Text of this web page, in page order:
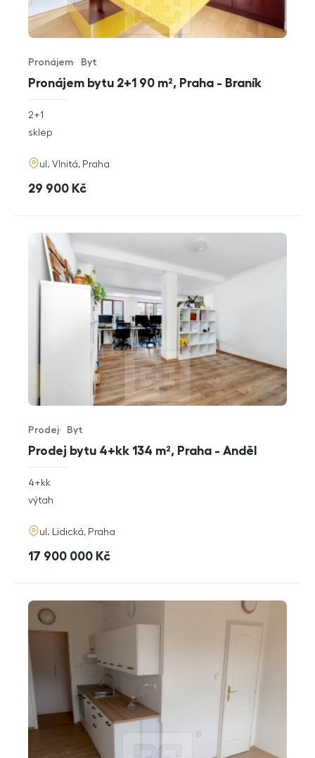
Pronájem bytu 2+1 90 m², Praha - Braník
Typ nabídky
Pronájem
Typ nemovitosti
Byt
rozměry
2+1
funkce
sklep
adresa
ul. Vlnitá, Praha
cena
29 900 Kč
Prodej bytu 4+kk 134 m², Praha - Anděl
Typ nabídky
Prodej
Typ nemovitosti
Byt
rozměry
dispozice
4+kk
funkce
výtah
adresa
ul. Lidická, Praha
cena
17 900 000 Kč